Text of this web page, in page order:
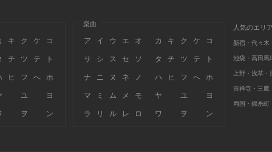
キ ク ケ コ
チ ツ テ ト
ヒ フ へ ホ
ユ ヨ
ヲ ン
楽曲
ア イ ウ エ オ カ キ ク ケ コ
サ シ ス セ ソ タ チ ツ テ ト
ナ ニ ヌ ネ ノ ハ ヒ フ へ ホ
マ ミ ム メ モ ヤ ユ ヨ
ラ リ ル レ ロ ワ ヲ ン
人気のエリ
新宿・代々木
池袋・高田馬
上野・浅草
吉祥寺・三鷹
両国・錦糸町